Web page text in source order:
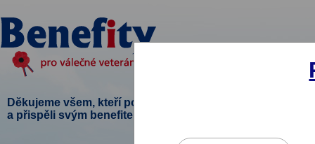
Děkujeme všem, kteří podpořili tento projekt
a přispěli svým benefitem.